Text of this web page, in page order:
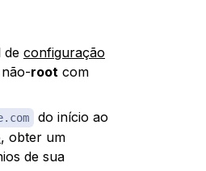
de configuração
root com
do início ao
, obter um
de sua